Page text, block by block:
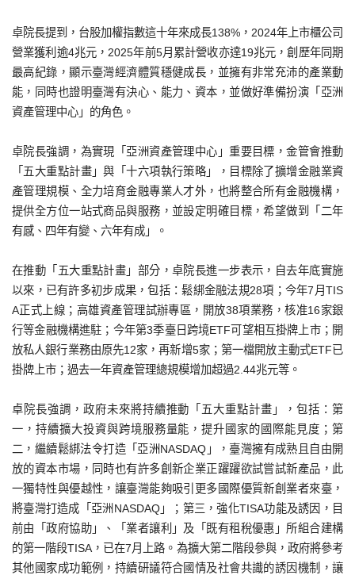
卓院長提到，台股加權指數這十年來成長138%，2024年上市櫃公司
營業獲利逾4兆元，2025年前5月累計營收亦達19兆元，創歷年同期
最高紀錄，顯示臺灣經濟體質穩健成長，並擁有非常充沛的產業動
能，同時也證明臺灣有決心、能力、資本，並做好準備扮演「亞洲
資產管理中心」的角色。
卓院長強調，為實現「亞洲資產管理中心」重要目標，金管會推動
「五大重點計畫」與「十六項執行策略」，目標除了擴增金融業資
產管理規模、全力培育金融專業人才外，也將整合所有金融機構，
提供全方位一站式商品與服務，並設定明確目標，希望做到「二年
有感、四年有變、六年有成」。
在推動「五大重點計畫」部分，卓院長進一步表示，自去年底實施
以來，已有許多初步成果，包括：鬆綁金融法規28項；今年7月TIS
A正式上線；高雄資產管理試辦專區，開放38項業務，核准16家銀
行等金融機構進駐；今年第3季臺日跨境ETF可望相互掛牌上市；開
放私人銀行業務由原先12家，再新增5家；第一檔開放主動式ETF已
掛牌上市；過去一年資產管理總規模增加超過2.44兆元等。
卓院長強調，政府未來將持續推動「五大重點計畫」，包括：第
一，持續擴大投資與跨境服務量能，提升國家的國際能見度；第
二，繼續鬆綁法令打造「亞洲NASDAQ」，臺灣擁有成熟且自由開
放的資本市場，同時也有許多創新企業正躍躍欲試嘗試新產品，此
一獨特性與優越性，讓臺灣能夠吸引更多國際優質新創業者來臺，
將臺灣打造成「亞洲NASDAQ」；第三，強化TISA功能及誘因，目
前由「政府協助」、「業者讓利」及「既有租稅優惠」所組合建構
的第一階段TISA，已在7月上路。為擴大第二階段參與，政府將參考
其他國家成功範例，持續研議符合國情及社會共識的誘因機制，讓